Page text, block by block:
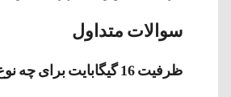
سوالات متداول
ظرفیت 16 گیگابایت برای